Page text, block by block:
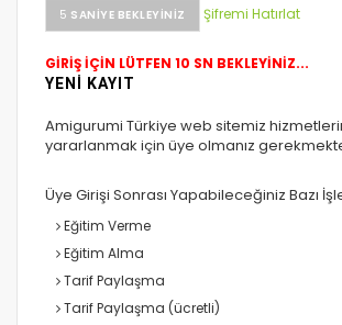
5 SANIYE BEKLEYINIZ Şifremi Hatırlat
GİRİŞ İÇİN LÜTFEN 10 SN BEKLEYİNİZ...
YENİ KAYIT
Amigurumi Türkiye web sitemiz
yararlanmak için üye olmanız
Üye Girişi Sonrası Yapabileceğiniz Bazı
Eğitim Verme
Eğitim Alma
Tarif Paylaşma
Tarif Paylaşma (ücretli)